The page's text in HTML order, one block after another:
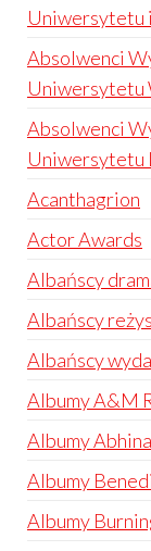
Uniwersytetu
Absolwenci
Uniwersytetu
Absolwenci
Uniwersytetu
Acanthagrion
Actor Awards
Albańscy
Albańscy
Albańscy
Albumy A&M
Albumy
Albumy
Albumy